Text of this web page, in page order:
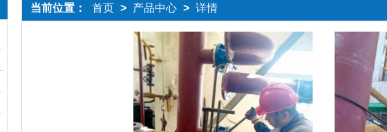
当前位置： 首页 > 产品中心 > 详情